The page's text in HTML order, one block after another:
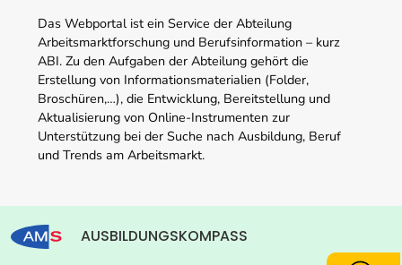
Das Webportal ist ein Service der Abteilung
Arbeitsmarktforschung und Berufsinformation – kurz
ABI. Zu den Aufgaben der Abteilung gehört die
Erstellung von Informationsmaterialien (Folder,
Broschüren,…), die Entwicklung, Bereitstellung und
Aktualisierung von Online-Instrumenten zur
Unterstützung bei der Suche nach Ausbildung, Beruf
und Trends am Arbeitsmarkt.
AUSBILDUNGSKOMPASS